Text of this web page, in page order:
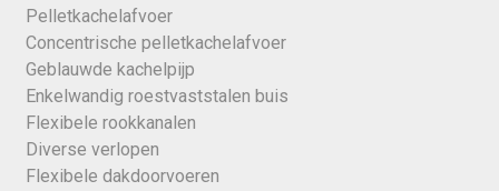
Pelletkachelafvoer
Concentrische pelletkachelafvoer
Geblauwde kachelpijp
Enkelwandig roestvaststalen buis
Flexibele rookkanalen
Diverse verlopen
Flexibele dakdoorvoeren